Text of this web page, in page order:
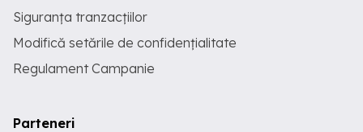
Siguranța tranzacțiilor
Modifică setările de confidențialitate
Regulament Campanie
Parteneri